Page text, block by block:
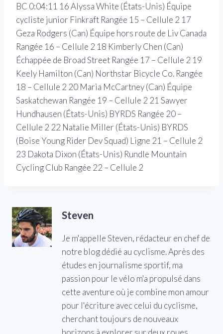
BC 0:04:11 16 Alyssa White (États-Unis) Équipe
cycliste junior Finkraft Rangée 15 – Cellule 2 17
Geza Rodgers (Can) Équipe hors route de Liv Canada
Rangée 16 – Cellule 2 18 Kimberly Chen (Can)
Échappée de Broad Street Rangée 17 – Cellule 2 19
Keely Hamilton (Can) Northstar Bicycle Co. Rangée
18 – Cellule 2 20 Maria McCartney (Can) Équipe
Saskatchewan Rangée 19 – Cellule 2 21 Sawyer
Hundhausen (États-Unis) BYRDS Rangée 20 –
Cellule 2 22 Natalie Miller (États-Unis) BYRDS
(Boise Young Rider Dev Squad) Ligne 21 – Cellule 2
23 Dakota Dixon (États-Unis) Rundle Mountain
Cycling Club Rangée 22 – Cellule 2
Steven
Je m'appelle Steven, rédacteur en chef de
notre blog dédié au cyclisme. Après des
études en journalisme sportif, ma
passion pour le vélo m'a propulsé dans
cette aventure où je combine mon amour
pour l'écriture avec celui du cyclisme,
cherchant toujours de nouveaux